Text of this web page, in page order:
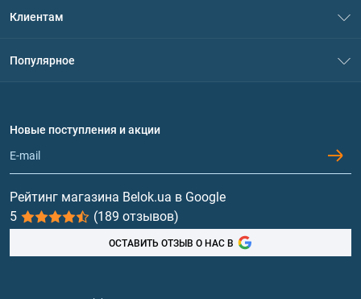
Политика конфиденциальности
Обмен и возврат
Клиентам
Популярное
Протеин
Гейнеры
Витамины и минералы
Рыбий жир, жирные кислоты
Новые поступления и акции
Рейтинг магазина Belok.ua в Google
5
(189 отзывов)
ОСТАВИТЬ ОТЗЫВ О НАС В